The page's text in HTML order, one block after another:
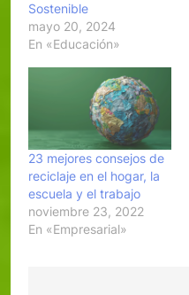
Sostenible
mayo 20, 2024
En «Educación»
23 mejores consejos de
reciclaje en el hogar, la
escuela y el trabajo
noviembre 23, 2022
En «Empresarial»